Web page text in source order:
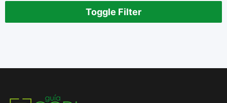
Toggle Filter